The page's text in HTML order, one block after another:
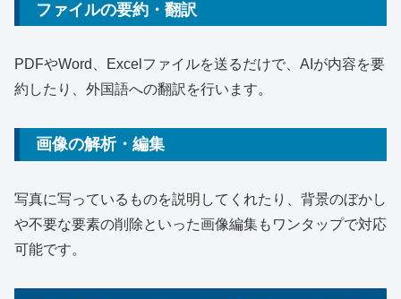
ファイルの要約・翻訳
PDFやWord、Excelファイルを送るだけで、AIが内容を要
約したり、外国語への翻訳を行います。
画像の解析・編集
写真に写っているものを説明してくれたり、背景のぼかし
や不要な要素の削除といった画像編集もワンタップで対応
可能です。